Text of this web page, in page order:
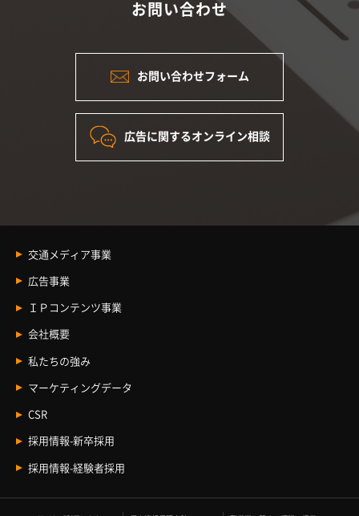
お問い合わせ
お問い合わせフォーム
広告に関するオンライン相談
交通メディア事業
交通メディア事業
イベントスペース
デジタルサイネージ
広告事業
広告事業 Index
エリアマーケティング
BtoCコミュニケーション
ＩＰコンテンツ事業
ＩＰコンテンツ事業
レントレ
会社概要
企業情報
私たちのビジョン
私たちの強み
マーケティングデータ
CSR
新卒採用
採用情報-新卒採用
採用情報-経験者採用